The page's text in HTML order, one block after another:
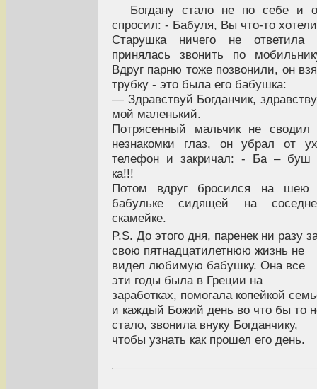
Богдану стало не по себе и
спросил: - Бабуля, Вы что-то
Старушка ничего не ответила
принялась звонить по
Вдруг парню тоже позвонили, он
трубку - это была его бабушка:
— Здравствуй Богданчик,
мой маленький.
Потрясенный мальчик не сводил
незнакомки глаз, он убрал от
телефон и закричал: - Ба – буш
ка!!!
Потом вдруг бросился на шею
бабульке сидящей на
скамейке.
P.S. До этого дня, паренек ни разу
свою пятнадцатилетнюю жизнь не
видел любимую бабушку. Она все
эти годы была в Греции на
заработках, помогала копейкой
и каждый Божий день во что бы то
стало, звонила внуку Богданчику,
чтобы узнать как прошел его день.